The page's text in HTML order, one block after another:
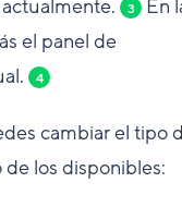
3
En
el panel de
4
cambiar el tipo
los disponibles: